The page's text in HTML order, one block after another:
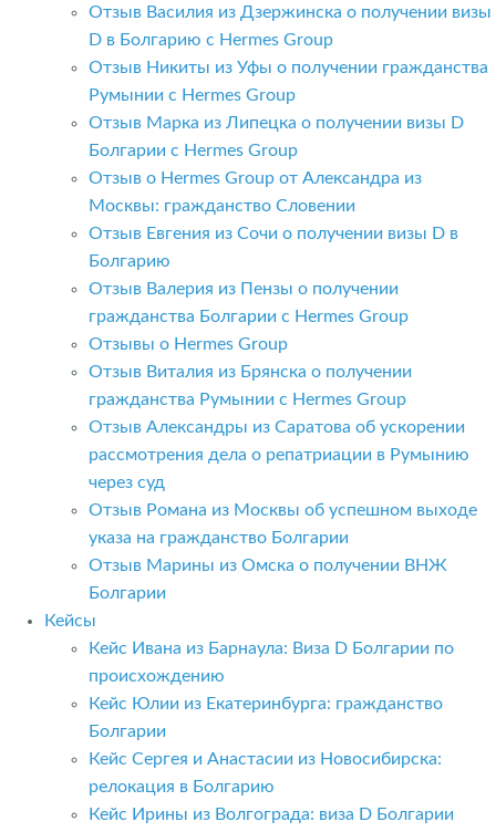
Отзыв Василия из Дзержинска о получении визы
D в Болгарию с Hermes Group
Отзыв Никиты из Уфы о получении гражданства
Румынии с Hermes Group
Отзыв Марка из Липецка о получении визы D
Болгарии с Hermes Group
Отзыв о Hermes Group от Александра из
Москвы: гражданство Словении
Отзыв Евгения из Сочи о получении визы D в
Болгарию
Отзыв Валерия из Пензы о получении
гражданства Болгарии с Hermes Group
Отзывы о Hermes Group
Отзыв Виталия из Брянска о получении
гражданства Румынии с Hermes Group
Отзыв Александры из Саратова об ускорении
рассмотрения дела о репатриации в Румынию
через суд
Отзыв Романа из Москвы об успешном выходе
указа на гражданство Болгарии
Отзыв Марины из Омска о получении ВНЖ
Болгарии
Кейсы
Кейс Ивана из Барнаула: Виза D Болгарии по
происхождению
Кейс Юлии из Екатеринбурга: гражданство
Болгарии
Кейс Сергея и Анастасии из Новосибирска:
релокация в Болгарию
Кейс Ирины из Волгограда: виза D Болгарии